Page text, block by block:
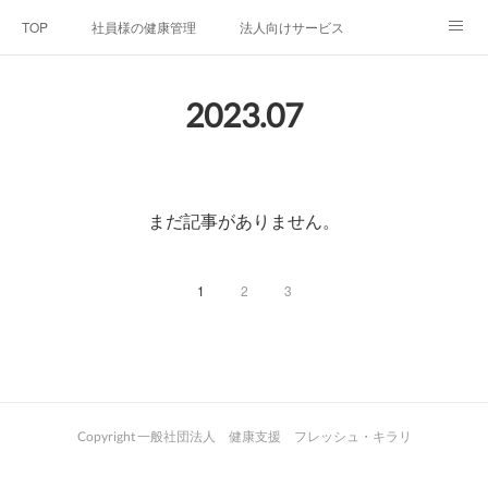
TOP 社員様の健康管理 法人向けサービス
プライバシーポリシー
2023.07
まだ記事がありません。
1 2 3
Copyright 一般社団法人 健康支援 フレッシュ・キラリ